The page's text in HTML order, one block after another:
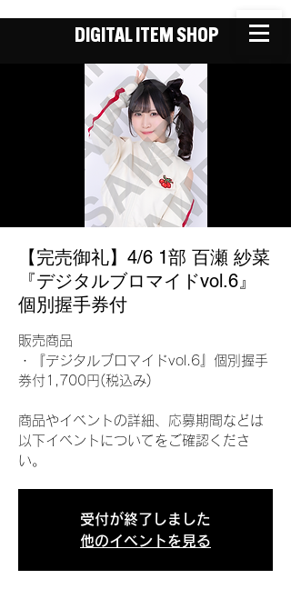
DIGITAL ITEM SHOP
【完売御礼】4/6 1部 百瀬 紗菜
『デジタルブロマイドvol.6』
個別握手券付
販売商品
・『デジタルブロマイドvol.6』個別握手
券付1,700円(税込み)
商品やイベントの詳細、応募期間などは
以下イベントについてをご確認くださ
い。
受付が終了しました
他のイベントを見る